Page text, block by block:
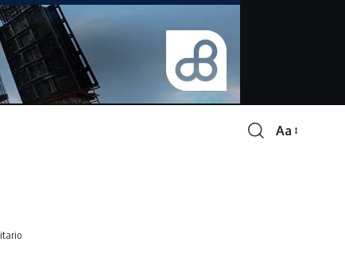
Font
Aa